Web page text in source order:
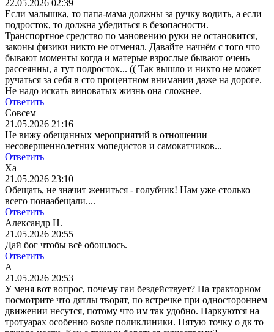
22.05.2026 02:39
Если малышка, то папа-мама должны за ручку водить, а если
подросток, то должна убедиться в безопасности.
Транспортное средство по мановению руки не остановится,
законы физики никто не отменял. Давайте начнём с того что
бывают моменты когда и матерые взрослые бывают очень
рассеянны, а тут подросток... (( Так вышло и никто не может
ручаться за себя в сто процентном внимании даже на дороге.
Не надо искать виноватых жизнь она сложнее.
Ответить
Совсем
21.05.2026 21:16
Не вижу обещанных мероприятий в отношении
несовершеннолетних мопедистов и самокатчиков...
Ответить
Ха
21.05.2026 23:10
Обещать, не значит жениться - голубчик! Нам уже столько
всего понаабещали....
Ответить
Александр Н.
21.05.2026 20:55
Дай бог чтобы всё обошлось.
Ответить
А
21.05.2026 20:53
У меня вот вопрос, почему гаи бездействует? На тракторном
посмотрите что дятлы творят, по встречке при одностороннем
движении несутся, потому что им так удобно. Паркуются на
тротуарах особенно возле поликлиники. Пятую точку о дк то